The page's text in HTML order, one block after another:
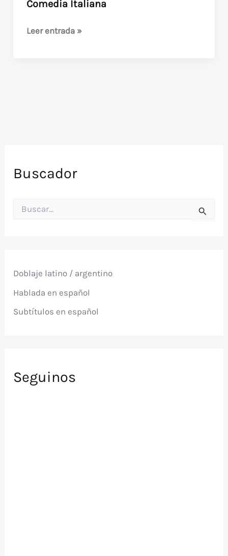
Comedia Italiana
La
Leer entrada »
Buscador
o
:
Doblaje latino / argentino
Hablada en español
Subtítulos en español
Seguinos